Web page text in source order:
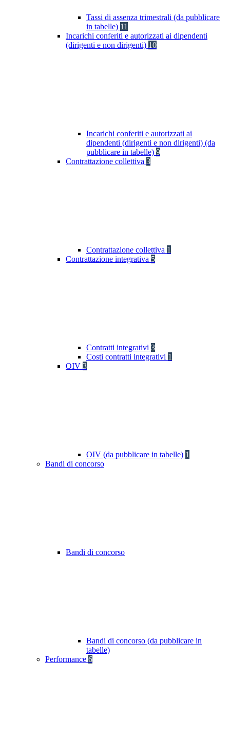
Tassi di assenza trimestrali (da pubblicare
in tabelle) 11
Incarichi conferiti e autorizzati ai dipendenti
(dirigenti e non dirigenti) 10
Incarichi conferiti e autorizzati ai
dipendenti (dirigenti e non dirigenti) (da
pubblicare in tabelle) 9
Contrattazione collettiva 3
Contrattazione collettiva 1
Contrattazione integrativa 5
Contratti integrativi 3
Costi contratti integrativi 1
OIV 3
OIV (da pubblicare in tabelle) 1
Bandi di concorso
Bandi di concorso
Bandi di concorso (da pubblicare in
tabelle)
Performance 6